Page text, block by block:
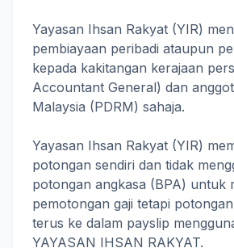
Yayasan Ihsan Rakyat (YIR)
pembiayaan peribadi ataupun
kepada kakitangan kerajaan
Accountant General) dan
Malaysia (PDRM) sahaja.
Yayasan Ihsan Rakyat (YIR)
potongan sendiri dan tidak
potongan angkasa (BPA) untuk
pemotongan gaji tetapi
terus ke dalam payslip
YAYASAN IHSAN RAKYAT.